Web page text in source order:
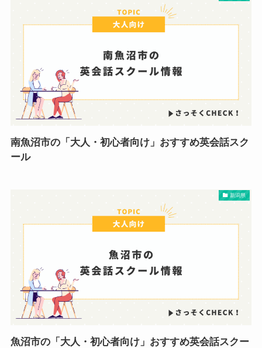
南魚沼市の「大人・初心者向け」おすすめ英会話スク
ール
新潟県
魚沼市の「大人・初心者向け」おすすめ英会話スクー